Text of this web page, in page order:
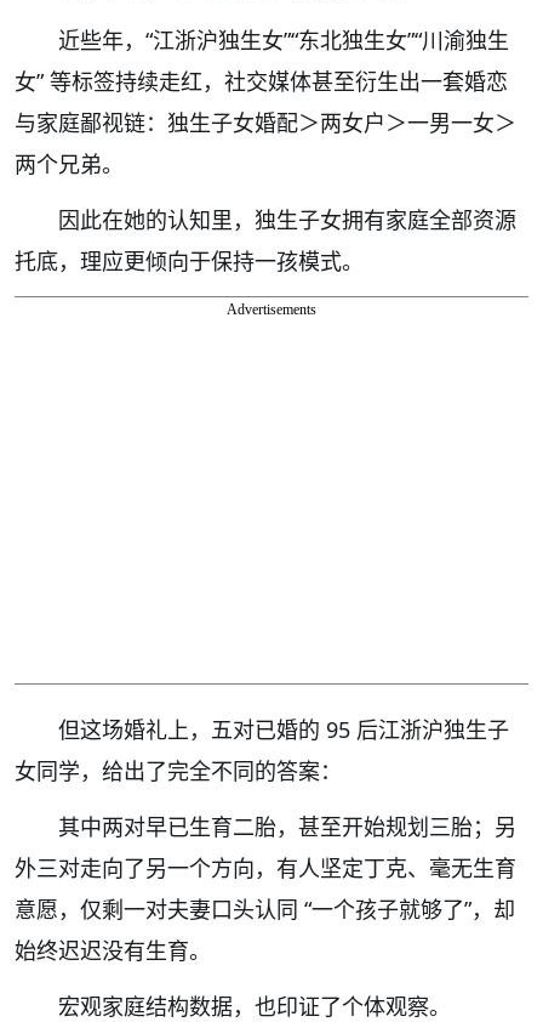
近些年，“江浙沪独生女”“东北独生女”“川渝独生
女” 等标签持续走红，社交媒体甚至衍生出一套婚恋
与家庭鄙视链：独生子女婚配＞两女户＞一男一女＞
两个兄弟。
因此在她的认知里，独生子女拥有家庭全部资源
托底，理应更倾向于保持一孩模式。
Advertisements
但这场婚礼上，五对已婚的 95 后江浙沪独生子
女同学，给出了完全不同的答案：
其中两对早已生育二胎，甚至开始规划三胎；另
外三对走向了另一个方向，有人坚定丁克、毫无生育
意愿，仅剩一对夫妻口头认同 “一个孩子就够了”，却
始终迟迟没有生育。
宏观家庭结构数据，也印证了个体观察。